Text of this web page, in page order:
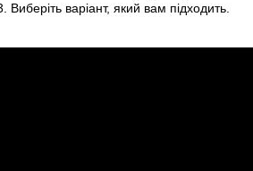
варіант, який вам підходить.